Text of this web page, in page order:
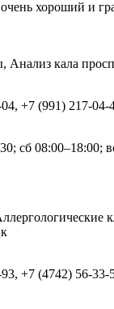
хороший и
Анализ кала
+7 (991) 217-04-
сб 08:00–18:00;
+7 (4742) 56-33-